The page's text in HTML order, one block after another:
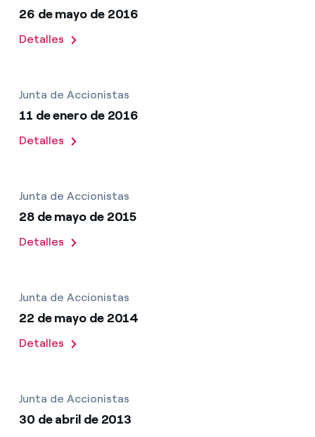
26 de mayo de 2016
Detalles
Junta de Accionistas
11 de enero de 2016
Detalles
Junta de Accionistas
28 de mayo de 2015
Detalles
Junta de Accionistas
22 de mayo de 2014
Detalles
Junta de Accionistas
30 de abril de 2013